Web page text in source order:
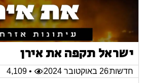
ישראל תקפה את אירן
חדשות26 באוקטובר 2024
• 4,109